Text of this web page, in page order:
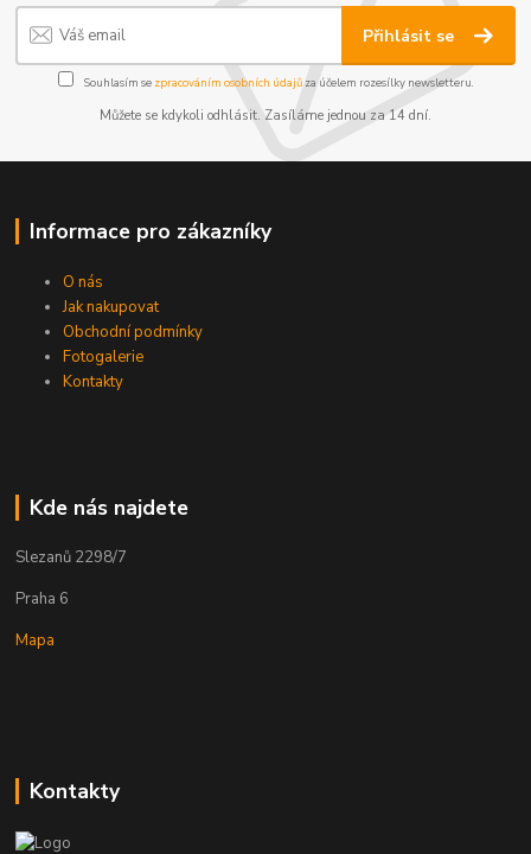
Přihlásit se
Souhlasím se zpracováním osobních údajůza účelem rozesílky newsletteru.
Můžete se kdykoli odhlásit. Zasíláme jednou za 14 dní.
Informace pro zákazníky
O nás
Jak nakupovat
Obchodní podmínky
Fotogalerie
Kontakty
Kde nás najdete
Slezanů 2298/7
Praha 6
Mapa
Kontakty